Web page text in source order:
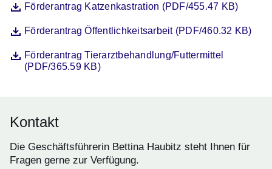
DateiFörderantrag Katzenkastration (PDF/455.47 KB)
Öffnet sich in einem neuen Fenster
DateiFörderantrag Öffentlichkeitsarbeit (PDF/460.32 KB)
Öffnet sich in einem neuen Fenster
DateiFörderantrag Tierarztbehandlung/Futtermittel
(PDF/365.59 KB)
Öffnet sich in einem neuen Fenster
Kontakt
Die Geschäftsführerin Bettina Haubitz steht Ihnen für
Fragen gerne zur Verfügung.